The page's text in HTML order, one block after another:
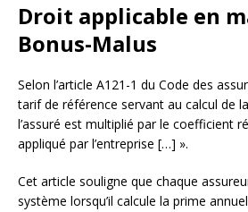
Droit applicable en
Bonus-Malus
Selon l’article A121-1 du Code des
tarif de référence servant au calcul de
l’assuré est multiplié par le coefficient
appliqué par l’entreprise […] ».
Cet article souligne que chaque
système lorsqu’il calcule la prime